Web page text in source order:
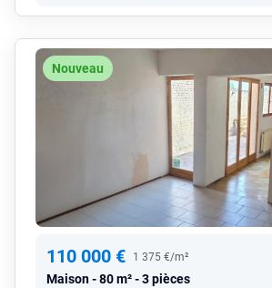
Nouveau
110 000 € 1 375 €/m²
Maison 80 m² - 3 pièces